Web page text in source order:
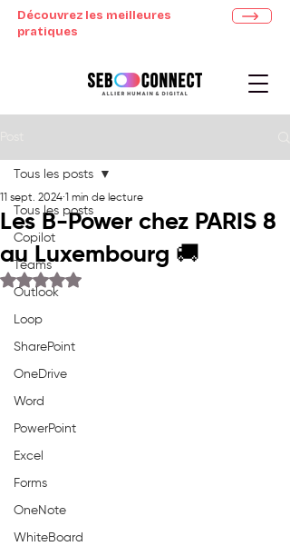
Découvrez les meilleures
pratiques
Tous les posts
Copilot
Teams
Outlook
Loop
SharePoint
OneDrive
Word
PowerPoint
Excel
Forms
OneNote
WhiteBoard
Tous les posts
Les B-Power chez PARIS 8
au Luxembourg 🚚
11 sept. 2024 1 min de lecture
Noté NaN étoiles sur 5.